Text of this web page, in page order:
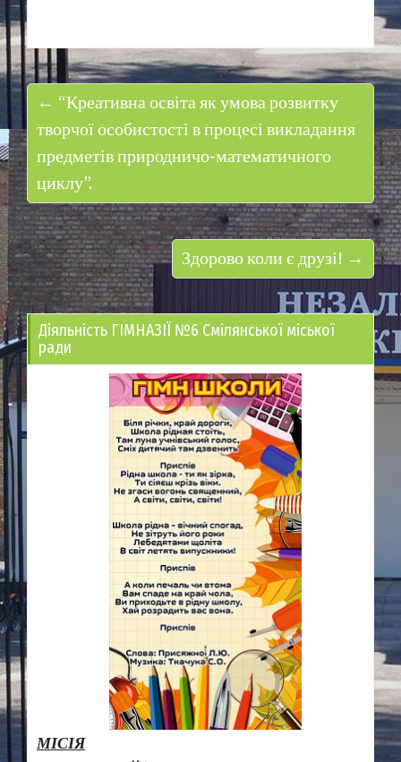
← “Креативна освіта як умова розвитку
творчої особистості в процесі викладання
предметів природничо-математичного
циклу”.
Здорово коли є друзі! →
Діяльність ГІМНАЗІЇ №6 Смілянської міської
ради
МІСІЯ